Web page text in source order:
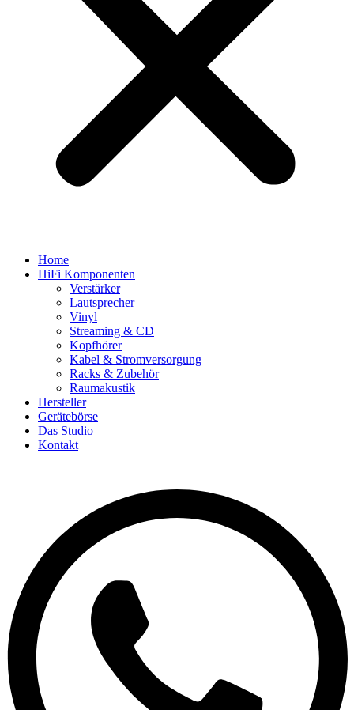
Home
HiFi Komponenten
Verstärker
Lautsprecher
Vinyl
Streaming & CD
Kopfhörer
Kabel & Stromversorgung
Racks & Zubehör
Raumakustik
Hersteller
Gerätebörse
Das Studio
Kontakt